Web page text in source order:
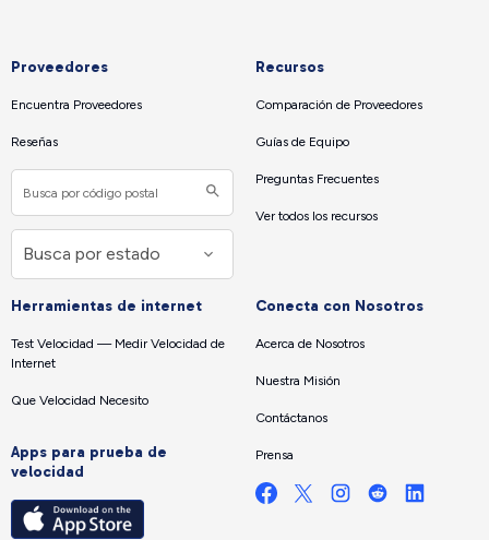
Proveedores
Encuentra Proveedores
Reseñas
Recursos
Comparación de Proveedores
Guías de Equipo
Preguntas Frecuentes
Ver todos los recursos
Herramientas de internet
Test Velocidad — Medir Velocidad de
Internet
Que Velocidad Necesito
Apps para prueba de
velocidad
Conecta con Nosotros
Acerca de Nosotros
Nuestra Misión
Contáctanos
Prensa